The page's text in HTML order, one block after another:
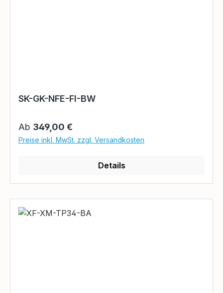
SK-GK-NFE-FI-BW
Regulärer Preis:
Ab 349,00 €
Preise inkl. MwSt. zzgl. Versandkosten
Details